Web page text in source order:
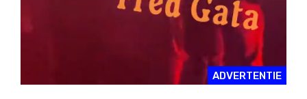
ADVERTENTIE